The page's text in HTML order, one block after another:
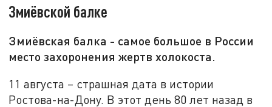
Змиёвской балке
Змиёвская балка - самое большое в России
место захоронения жертв холокоста.
11 августа – страшная дата в истории
Ростова-на-Дону. В этот день 80 лет назад в